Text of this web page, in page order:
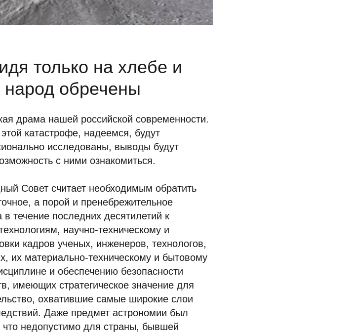
только на хлебе и
обречены
драма нашей российской современности.
катастрофе, надеемся, будут
исследованы, выводы будут
с ними ознакомиться.
Совет считает необходимым обратить
а порой и пренебрежительное
течение последних десятилетий к
научно-техническому и
кадров ученых, инженеров, технологов,
их материально-техническому и бытовому
и обеспечению безопасности
имеющих стратегическое значение для
охватившие самые широкие слои
Даже предмет астрономии был
недопустимо для страны, бывшей